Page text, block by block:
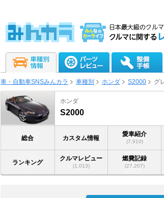
車・自動車SNSみんカラ 車種別 ホンダ S2000 グ
ホンダ
S2000
総合 カスタム情報
愛車紹介
(7,910)
ランキング
クルマレビュー
(1,013)
燃費記録
(27,207)